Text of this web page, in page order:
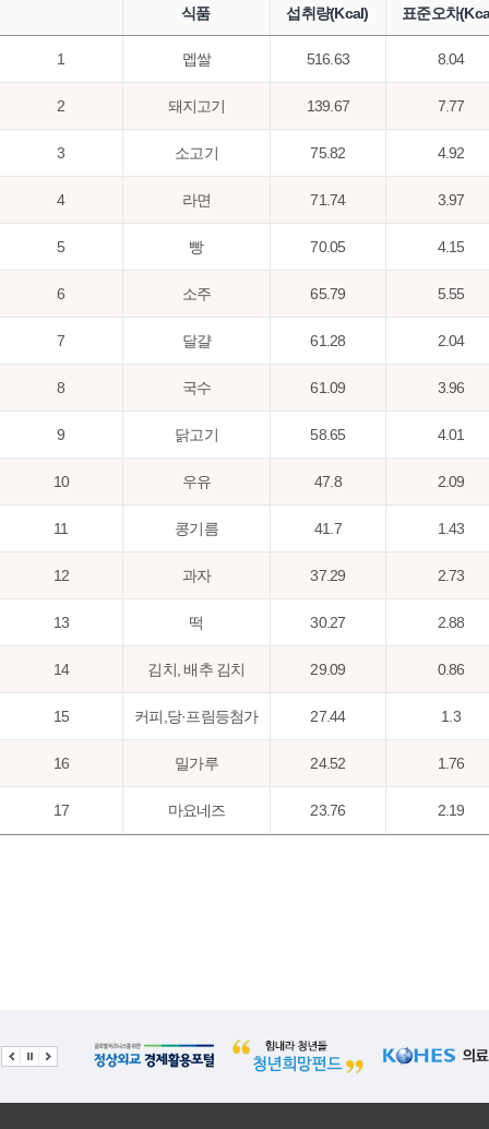
식품 섭취량(Kcal) 표준오차
1 멥쌀 516.63 8.04
2 돼지고기 139.67 7.77
3 소고기 75.82 4.92
4 라면 71.74 3.97
5 빵 70.05 4.15
6 소주 65.79 5.55
7 달걀 61.28 2.04
8 국수 61.09 3.96
9 닭고기 58.65 4.01
10 우유 47.8 2.09
11 콩기름 41.7 1.43
12 과자 37.29 2.73
13 떡 30.27 2.88
14 김치, 배추 김치 29.09 0.86
15 커피,당·프림등첨가 27.44 1.3
16 밀가루 24.52 1.76
17 마요네즈 23.76 2.19
22 가공육 19.01 1.66